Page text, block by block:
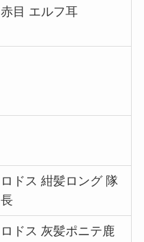
赤目 エルフ耳
ロドス 紺髪ロング 隊
長
ロドス 灰髪ポニテ鹿